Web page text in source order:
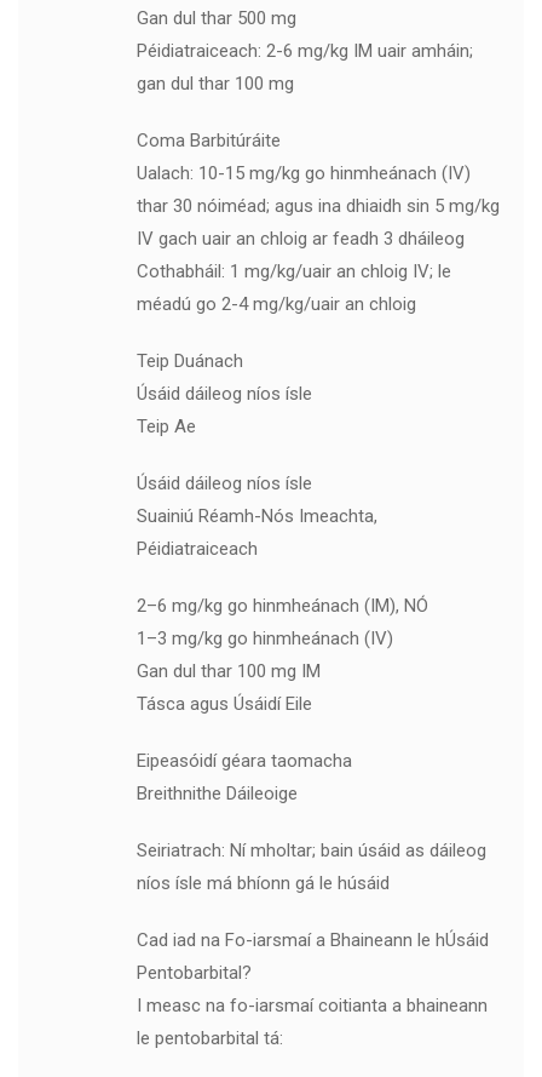
Gan dul thar 500 mg
Péidiatraiceach: 2-6 mg/kg IM uair amháin;
gan dul thar 100 mg
Coma Barbitúráite
Ualach: 10-15 mg/kg go hinmheánach (IV)
thar 30 nóiméad; agus ina dhiaidh sin 5 mg/kg
IV gach uair an chloig ar feadh 3 dháileog
Cothabháil: 1 mg/kg/uair an chloig IV; le
méadú go 2-4 mg/kg/uair an chloig
Teip Duánach
Úsáid dáileog níos ísle
Teip Ae
Úsáid dáileog níos ísle
Suainiú Réamh-Nós Imeachta,
Péidiatraiceach
2–6 mg/kg go hinmheánach (IM), NÓ
1–3 mg/kg go hinmheánach (IV)
Gan dul thar 100 mg IM
Tásca agus Úsáidí Eile
Eipeasóidí géara taomacha
Breithnithe Dáileoige
Seiriatrach: Ní mholtar; bain úsáid as dáileog
níos ísle má bhíonn gá le húsáid
Cad iad na Fo-iarsmaí a Bhaineann le hÚsáid
Pentobarbital?
I measc na fo-iarsmaí coitianta a bhaineann
le pentobarbital tá: